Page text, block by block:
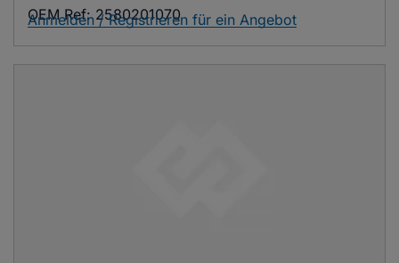
OEM Ref: 2580201070
Anmelden / Registrieren für ein Angebot